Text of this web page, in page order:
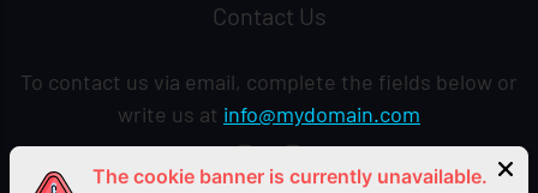
Contact Us
To contact us via email, complete the fields below or
write us at info@mydomain.com
The cookie banner is currently unavailable.